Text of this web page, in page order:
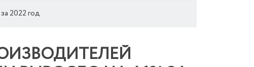
2022 год